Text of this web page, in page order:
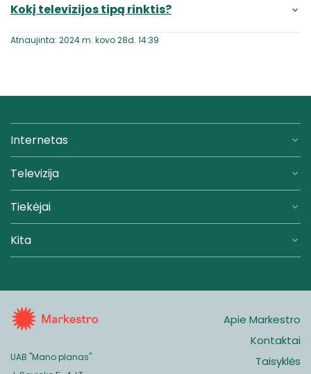
Kokį televizijos tipą rinktis?
Atnaujinta: 2024 m. kovo 28d. 14:39
Internetas
Televizija
Tiekėjai
Kita
Apie Markestro
Kontaktai
Taisyklės
UAB "Mano planas"